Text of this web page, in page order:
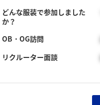
どんな服装で参加しました
か？
OB・OG訪問
リクルーター面談